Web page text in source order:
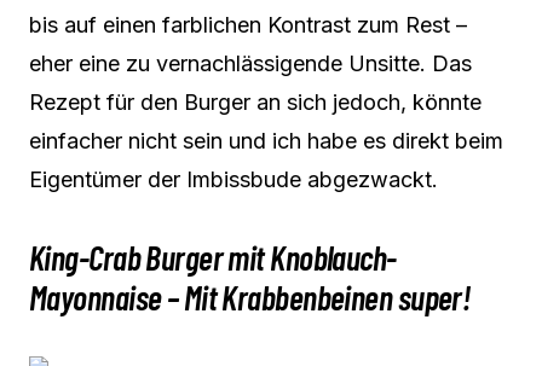
bis auf einen farblichen Kontrast zum Rest –
eher eine zu vernachlässigende Unsitte. Das
Rezept für den Burger an sich jedoch, könnte
einfacher nicht sein und ich habe es direkt beim
Eigentümer der Imbissbude abgezwackt.
King-Crab Burger mit Knoblauch-
Mayonnaise – Mit Krabbenbeinen super!